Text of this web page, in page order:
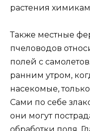
растения
Также местные
пчеловодов
полей с
ранним утром,
насекомые,
Сами по себе
они могут